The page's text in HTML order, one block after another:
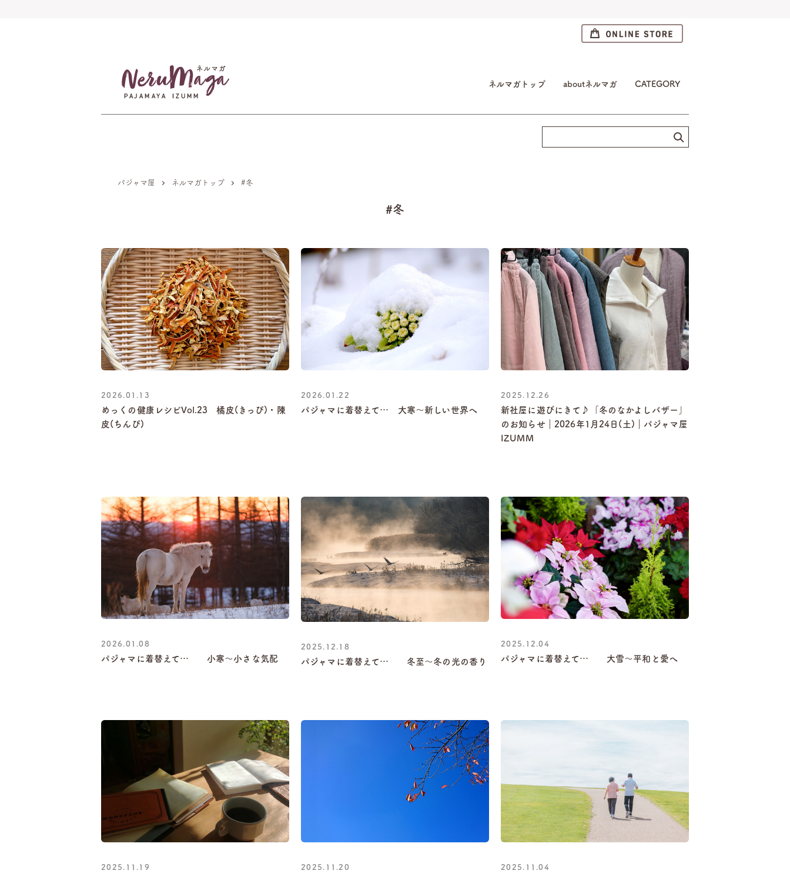
ネルマガトップ aboutネルマガ CATEGORY
パジャマ屋 ネルマガトップ #冬
#冬
2026.01.13
めっくの健康レシピVol.23 橘皮(きっぴ)・陳
皮(ちんぴ)
2026.01.22
パジャマに着替えて… 大寒～新しい世界へ
2025.12.26
新社屋に遊びにきて♪「冬のなかよしバザー」
のお知らせ｜2026年1月24日(土)｜パジャマ屋
IZUMM
2026.01.08
パジャマに着替えて… 小寒～小さな気配
2025.12.18
パジャマに着替えて… 冬至～冬の光の香り
2025.12.04
パジャマに着替えて… 大雪～平和と愛へ
2025.11.19 2025.11.20 2025.11.04